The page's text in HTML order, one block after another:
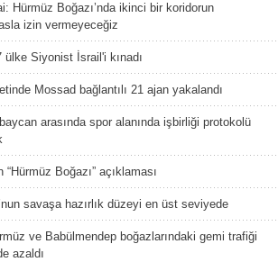
Hürmüz Boğazı’nda ikinci bir koridorun
izin vermeyeceğiz
Siyonist İsrail'i kınadı
Mossad bağlantılı 21 ajan yakalandı
arasında spor alanında işbirliği protokolü
“Hürmüz Boğazı” açıklaması
savaşa hazırlık düzeyi en üst seviyede
ve Babülmendep boğazlarındaki gemi trafiği
azaldı